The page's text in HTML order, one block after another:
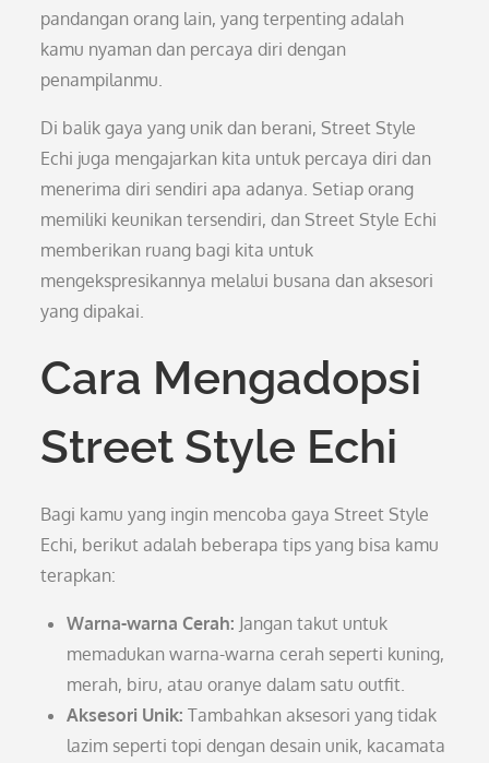
pandangan orang lain, yang terpenting adalah
kamu nyaman dan percaya diri dengan
penampilanmu.
Di balik gaya yang unik dan berani, Street Style
Echi juga mengajarkan kita untuk percaya diri dan
menerima diri sendiri apa adanya. Setiap orang
memiliki keunikan tersendiri, dan Street Style Echi
memberikan ruang bagi kita untuk
mengekspresikannya melalui busana dan aksesori
yang dipakai.
Cara Mengadopsi
Street Style Echi
Bagi kamu yang ingin mencoba gaya Street Style
Echi, berikut adalah beberapa tips yang bisa kamu
terapkan:
Warna-warna Cerah: Jangan takut untuk
memadukan warna-warna cerah seperti kuning,
merah, biru, atau oranye dalam satu outfit.
Aksesori Unik: Tambahkan aksesori yang tidak
lazim seperti topi dengan desain unik, kacamata